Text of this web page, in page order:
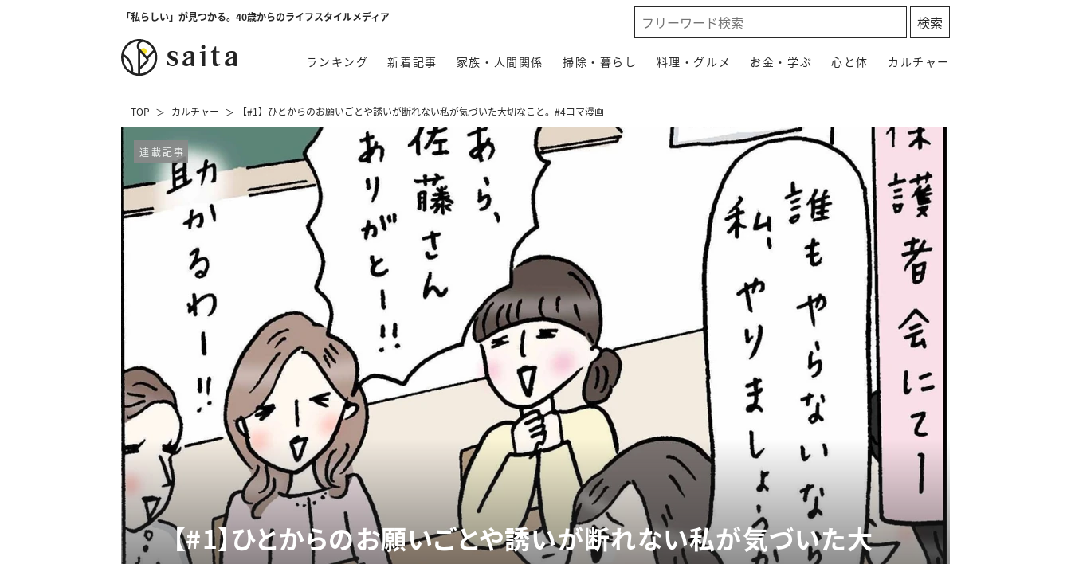
「私らしい」が見つかる。40歳からのライフスタイルメディア
ランキング 新着記事 家族・人間関係 掃除・暮らし 料理・グルメ お金・学ぶ 心と体 カルチャー
TOP カルチャー 【#1】ひとからのお願いごとや誘いが断れない私が気づいた大切なこと。#4コマ漫画
連載記事
【#1】ひとからのお願いごとや誘いが断れない私が気づいた大